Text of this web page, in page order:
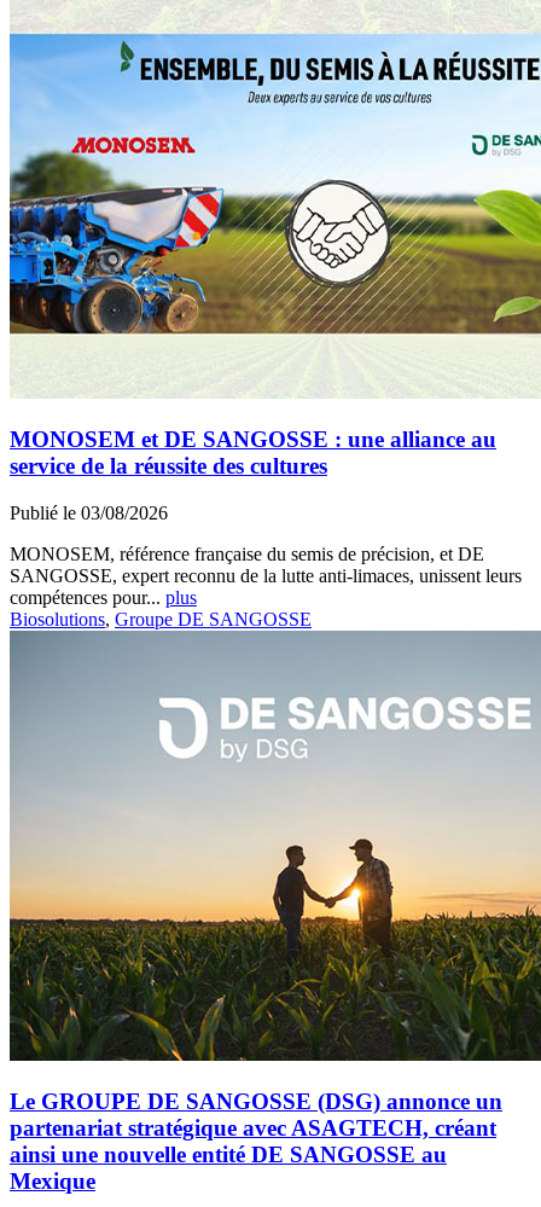
MONOSEM et DE SANGOSSE : une alliance au
service de la réussite des cultures
Publié le 03/08/2026
MONOSEM, référence française du semis de précision, et DE
SANGOSSE, expert reconnu de la lutte anti-limaces, unissent leurs
compétences pour... plus
Biosolutions, Groupe DE SANGOSSE
Le GROUPE DE SANGOSSE (DSG) annonce un
partenariat stratégique avec ASAGTECH, créant
ainsi une nouvelle entité DE SANGOSSE au
Mexique